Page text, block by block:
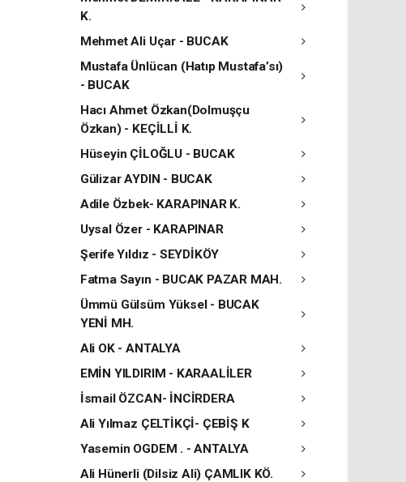
K.
Mehmet Ali Uçar - BUCAK
Mustafa Ünlücan (Hatıp Mustafa’sı)
- BUCAK
Hacı Ahmet Özkan(Dolmuşçu
Özkan) - KEÇİLLİ K.
Hüseyin ÇİLOĞLU - BUCAK
Gülizar AYDIN - BUCAK
Adile Özbek- KARAPINAR K.
Uysal Özer - KARAPINAR
Şerife Yıldız - SEYDİKÖY
Fatma Sayın - BUCAK PAZAR MAH.
Ümmü Gülsüm Yüksel - BUCAK
YENİ MH.
Ali OK - ANTALYA
EMİN YILDIRIM - KARAALİLER
İsmail ÖZCAN- İNCİRDERA
Ali Yılmaz ÇELTİKÇİ- ÇEBİŞ K
Yasemin OGDEM . - ANTALYA
Ali Hünerli (Dilsiz Ali) ÇAMLIK KÖ.